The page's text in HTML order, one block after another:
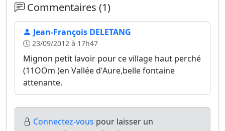
Commentaires (1)
Jean-François DELETANG
23/09/2012 à 17h47
Mignon petit lavoir pour ce village haut perché
(11OOm )en Vallée d'Aure,belle fontaine
attenante.
Connectez-vous pour laisser un